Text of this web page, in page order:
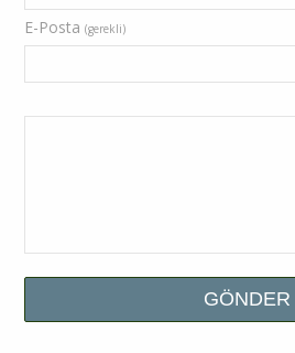
E-Posta (gerekli)